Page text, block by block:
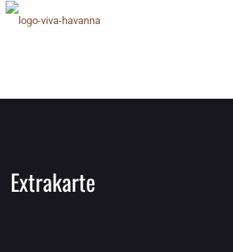
Extrakarte